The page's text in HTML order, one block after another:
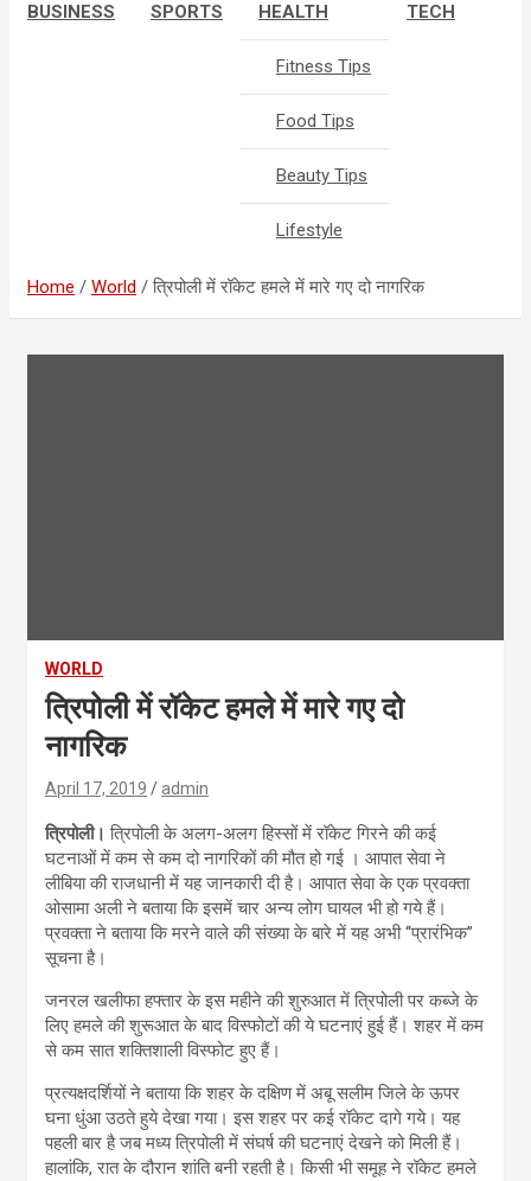
BUSINESS SPORTS HEALTH
Fitness Tips
Food Tips
Beauty Tips
Lifestyle
TECH
Home World त्रिपोली में रॉकेट हमले में मारे गए दो नागरिक
WORLD
त्रिपोली में रॉकेट हमले में मारे गए दो
नागरिक
April 17, 2019 admin
त्रिपोली। त्रिपोली के अलग-अलग हिस्सों में रॉकेट गिरने की कई
घटनाओं में कम से कम दो नागरिकों की मौत हो गई । आपात सेवा ने
लीबिया की राजधानी में यह जानकारी दी है। आपात सेवा के एक प्रवक्ता
ओसामा अली ने बताया कि इसमें चार अन्य लोग घायल भी हो गये हैं।
प्रवक्ता ने बताया कि मरने वाले की संख्या के बारे में यह अभी ‘‘प्रारंभिक’’
सूचना है।
जनरल खलीफा हफ्तार के इस महीने की शुरुआत में त्रिपोली पर कब्जे के
लिए हमले की शुरूआत के बाद विस्फोटों की ये घटनाएं हुई हैं। शहर में कम
से कम सात शक्तिशाली विस्फोट हुए हैं।
प्रत्यक्षदर्शियों ने बताया कि शहर के दक्षिण में अबू सलीम जिले के ऊपर
घना धुंआ उठते हुये देखा गया। इस शहर पर कई रॉकेट दागे गये। यह
पहली बार है जब मध्य त्रिपोली में संघर्ष की घटनाएं देखने को मिली हैं।
हालांकि, रात के दौरान शांति बनी रहती है। किसी भी समूह ने रॉकेट हमले